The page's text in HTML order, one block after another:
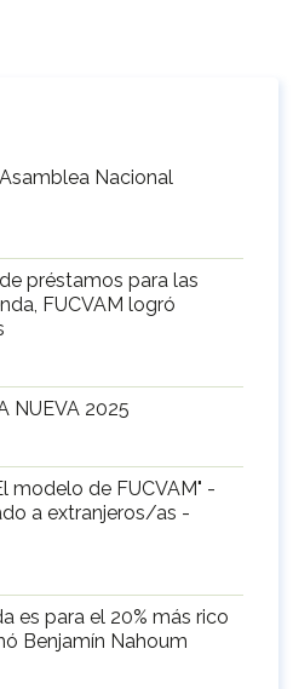
Nacional
préstamos para las
FUCVAM logró
NUEVA 2025
modelo de FUCVAM" -
a extranjeros/as -
es para el 20% más rico
Benjamín Nahoum